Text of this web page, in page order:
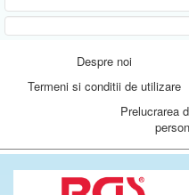
Despre noi
Termeni si conditii de utilizare
Prelucrarea